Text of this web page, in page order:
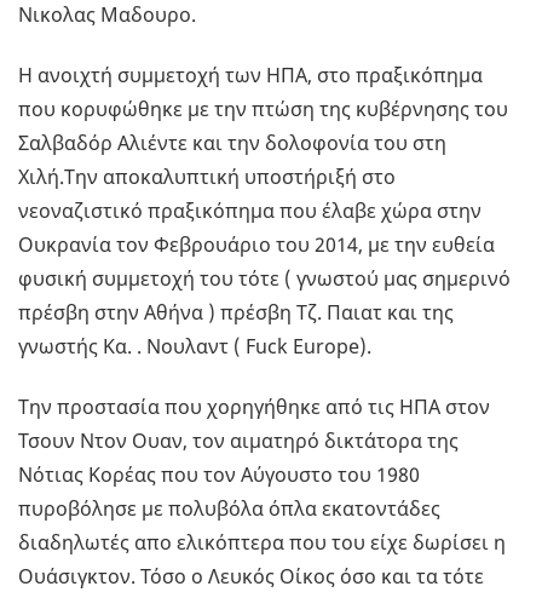
Νικολας Μαδουρο.
Η ανοιχτή συμμετοχή των ΗΠΑ, στο πραξικόπημα
που κορυφώθηκε με την πτώση της κυβέρνησης του
Σαλβαδόρ Αλιέντε και την δολοφονία του στη
Χιλή.Την αποκαλυπτική υποστήριξή στο
νεοναζιστικό πραξικόπημα που έλαβε χώρα στην
Ουκρανία τον Φεβρουάριο του 2014, με την ευθεία
φυσική συμμετοχή του τότε ( γνωστού μας σημερινό
πρέσβη στην Αθήνα ) πρέσβη Τζ. Παιατ και της
γνωστής Κα. . Νουλαντ ( Fuck Europe).
Την προστασία που χορηγήθηκε από τις ΗΠΑ στον
Τσουν Ντον Ουαν, τον αιματηρό δικτάτορα της
Νότιας Κορέας που τον Αύγουστο του 1980
πυροβόλησε με πολυβόλα όπλα εκατοντάδες
διαδηλωτές απο ελικόπτερα που του είχε δωρίσει η
Ουάσιγκτον. Τόσο ο Λευκός Οίκος όσο και τα τότε